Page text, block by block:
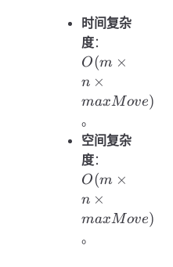
时间复杂
度：
\times n
O(m ×
n ×
maxMove)
。
空间复杂
度：
\times n
O(m ×
n ×
maxMove)
。